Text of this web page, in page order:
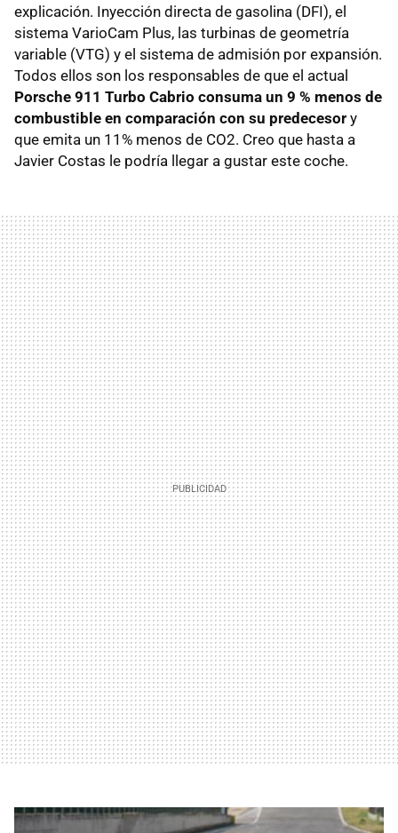
explicación. Inyección directa de gasolina (DFI), el
sistema VarioCam Plus, las turbinas de geometría
variable (VTG) y el sistema de admisión por expansión.
Todos ellos son los responsables de que el actual
Porsche 911 Turbo Cabrio consuma un 9 % menos de
combustible en comparación con su predecesor y
que emita un 11% menos de CO2. Creo que hasta a
Javier Costas le podría llegar a gustar este coche.